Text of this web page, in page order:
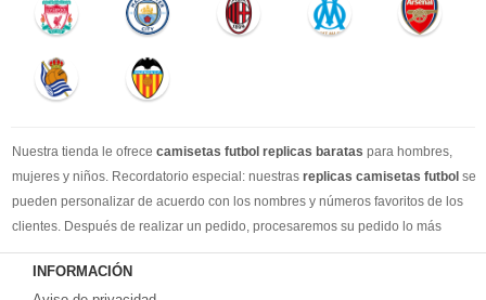
Nuestra tienda le ofrece camisetas futbol replicas baratas para hombres,
mujeres y niños. Recordatorio especial: nuestras replicas camisetas futbol se
pueden personalizar de acuerdo con los nombres y números favoritos de los
clientes. Después de realizar un pedido, procesaremos su pedido lo más
rápido posible, para que pueda recibir su camisetas de fútbol favorita cuando
la necesite. DHL / EMS / China Post y otro expreso, puede elegir libremente.
INFORMACIÓN